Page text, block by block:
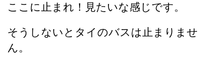
ここに止まれ！見たいな感じです。
そうしないとタイのバスは止まりませ
ん。